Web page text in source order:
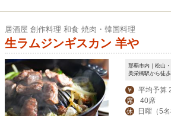
居酒屋 創作料理 和食 焼肉・韓国料理
生ラムジンギスカン 羊や
那覇市内｜松山
美栄橋駅から徒
￥ 平均予算
席 40席
休